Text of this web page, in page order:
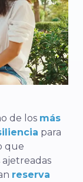
de los más
para
que
reserva